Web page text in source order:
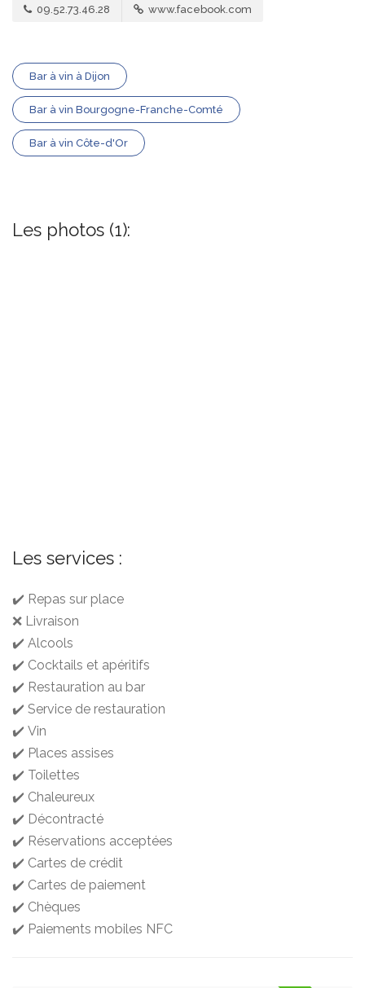
09.52.73.46.28 www.facebook.com
Bar à vin à Dijon
Bar à vin Bourgogne-Franche-Comté
Bar à vin Côte-d'Or
Les photos (1):
Les services :
✔️ Repas sur place
❌ Livraison
✔️ Alcools
✔️ Cocktails et apéritifs
✔️ Restauration au bar
✔️ Service de restauration
✔️ Vin
✔️ Places assises
✔️ Toilettes
✔️ Chaleureux
✔️ Décontracté
✔️ Réservations acceptées
✔️ Cartes de crédit
✔️ Cartes de paiement
✔️ Chèques
✔️ Paiements mobiles NFC